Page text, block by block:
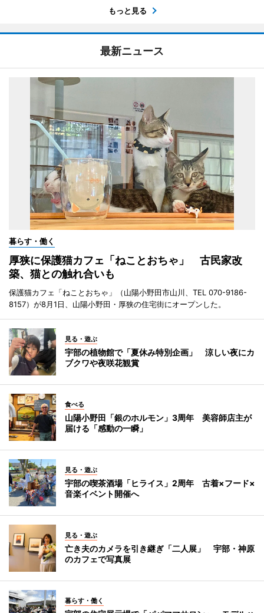
もっと見る
最新ニュース
暮らす・働く
厚狭に保護猫カフェ「ねことおちゃ」 古民家改
築、猫との触れ合いも
保護猫カフェ「ねことおちゃ」（山陽小野田市山川、TEL 070-9186-
8157）が8月1日、山陽小野田・厚狭の住宅街にオープンした。
見る・遊ぶ
宇部の植物館で「夏休み特別企画」 涼しい夜にカ
ブクワや夜咲花観賞
食べる
山陽小野田「銀のホルモン」3周年 美容師店主が
届ける「感動の一瞬」
見る・遊ぶ
宇部の喫茶酒場「ヒライス」2周年 古着×フード×
音楽イベント開催へ
見る・遊ぶ
亡き夫のカメラを引き継ぎ「二人展」 宇部・神原
のカフェで写真展
暮らす・働く